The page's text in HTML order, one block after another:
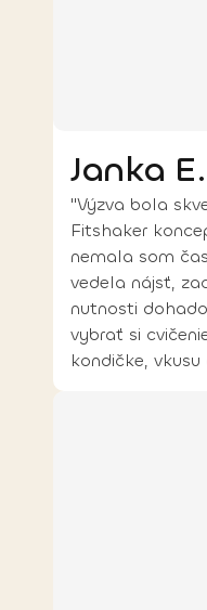
Janka E.
"Výzva bola
Fitshaker
nemala som
vedela nájsť,
nutnosti
vybrať si
kondičke, vkusu